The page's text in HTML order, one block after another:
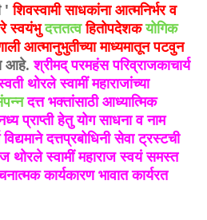
'शिवस्वामी साधकांना आत्मनिर्भर व
स्वयंभुदत्ततत्वहितोपदेशकयोगिक
आत्मानुभुतीच्या माध्यमातून पटवुन
आहे.श्रीमद् परमहंस परिव्राजकाचार्य
थोरले स्वामीं महाराजांच्या
दत्त भक्तांसाठी आध्यात्मिक
प्राप्ती हेतु योग साधना व नाम
दत्तप्रबोधिनी सेवा ट्रस्टची
स्वामीं महाराज स्वयं समस्त
कार्यकारण भावात कार्यरत